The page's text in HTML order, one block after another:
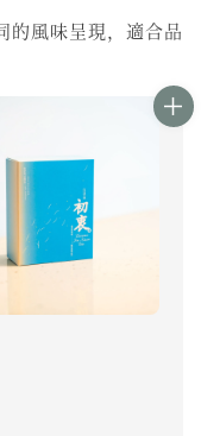
的風味呈現，適合品